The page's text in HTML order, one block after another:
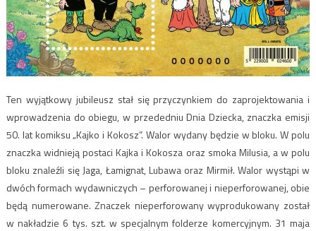
Ten wyjątkowy jubileusz stał się przyczynkiem do zaprojektowania i
wprowadzenia do obiegu, w przededniu Dnia Dziecka, znaczka emisji
50. lat komiksu „Kajko i Kokosz”. Walor wydany będzie w bloku. W polu
znaczka widnieją postaci Kajka i Kokosza oraz smoka Milusia, a w polu
bloku znaleźli się Jaga, Łamignat, Lubawa oraz Mirmił. Walor wystąpi w
dwóch formach wydawniczych – perforowanej i nieperforowanej, obie
będą numerowane. Znaczek nieperforowany wyprodukowany został
w nakładzie 6 tys. szt. w specjalnym folderze komercyjnym. 31 maja